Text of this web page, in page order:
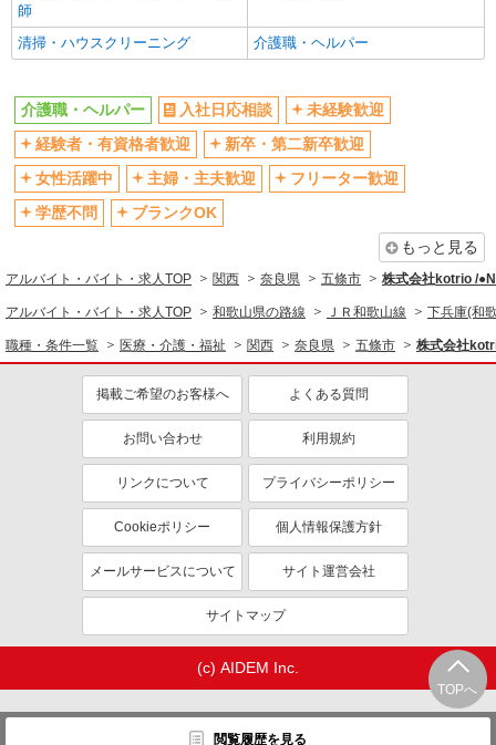
駅直結・駅チカ
バイク通勤OK
自転車通勤OK
社会保険あり
産休・育休取得実績あり
退職金・財形貯蓄制度あり
各種手当（家族・役職・インセン
ティブなど）あり
制服貸与
研修制度あり
資格取得支援制度あり
医療・介護・福祉
介護職・ヘルパー
同じ特徴から求人を探す
未経験歓迎
ミドル（40代～）活躍中
ボーナス・賞与あり
車通勤OK
社会保険あり
産休・育休取得実績あり
師
清掃・ハウスクリーニング 介護職・ヘルパー
TOPへ
閲覧履歴を見る
介護職・ヘルパー 入社日応相談
未経験歓迎
経験者・有資格者歓迎
新卒・第二新卒歓迎
女性活躍中
主婦・主夫歓迎
フリーター歓迎
学歴不問
ブランクOK
もっと見る
アルバイト・バイト・求人TOP 関西 奈良県 五條市 株式会社kotrio /
アルバイト・バイト・求人TOP 和歌山県の路線 ＪＲ和歌山線 下兵庫(和
職種・条件一覧 医療・介護・福祉 関西 奈良県 五條市 株式会社
掲載ご希望のお客様へ よくある質問
お問い合わせ 利用規約
リンクについて プライバシーポリシー
Cookieポリシー 個人情報保護方針
メールサービスについて サイト運営会社
サイトマップ
(c) AIDEM Inc.